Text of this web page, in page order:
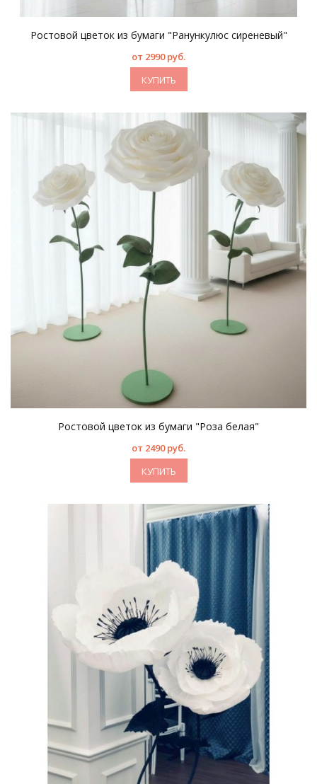
Ростовой цветок из бумаги "Ранункулюс сиреневый"
от 2990 руб.
КУПИТЬ
Ростовой цветок из бумаги "Роза белая"
от 2490 руб.
КУПИТЬ